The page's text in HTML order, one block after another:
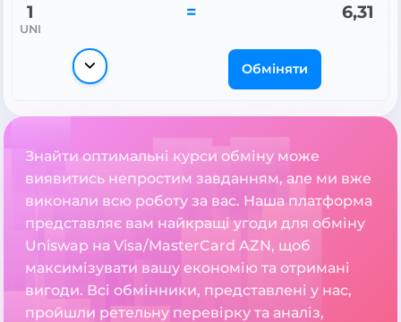
1
UNI
= 6,31
Обміняти
Знайти оптимальні курси обміну може
виявитись непростим завданням, але ми вже
виконали всю роботу за вас. Наша платформа
представляє вам найкращі угоди для обміну
Uniswap на Visa/MasterCard AZN, щоб
максимізувати вашу економію та отримані
вигоди. Всі обмінники, представлені у нас,
пройшли ретельну перевірку та аналіз,